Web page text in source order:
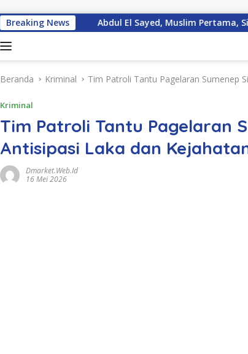
Breaking NewsAbdul El Sayed, Muslim Pertama, Siap
Beranda Kriminal Tim Patroli Tantu Pagelaran Sumenep
Kriminal
Tim Patroli Tantu Pagelaran
Antisipasi Laka dan
Dmarket.web.id
16 Mei 2026